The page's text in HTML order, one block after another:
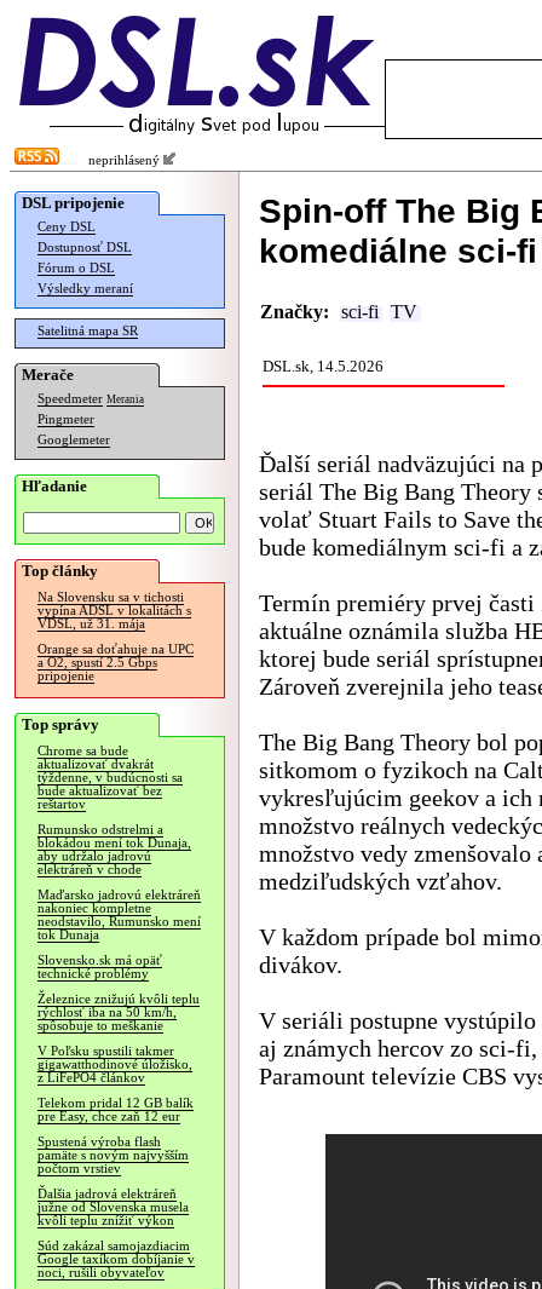
neprihlásený
DSL pripojenie
Ceny DSL
Dostupnosť DSL
Fórum o DSL
Výsledky meraní
Satelitná mapa SR
Merače
Speedmeter Merania
Pingmeter
Googlemeter
Hľadanie
Top články
Na Slovensku sa v tichosti
vypína ADSL v lokalitách s
VDSL, už 31. mája
Orange sa doťahuje na UPC
a O2, spustí 2.5 Gbps
pripojenie
Top správy
Chrome sa bude
aktualizovať dvakrát
týždenne, v budúcnosti sa
bude aktualizovať bez
reštartov
Rumunsko odstrelmi a
blokádou mení tok Dunaja,
aby udržalo jadrovú
elektráreň v chode
Maďarsko jadrovú elektráreň
nakoniec kompletne
neodstavilo, Rumunsko mení
tok Dunaja
Slovensko.sk má opäť
technické problémy
Železnice znižujú kvôli teplu
rýchlosť iba na 50 km/h,
spôsobuje to meškanie
V Poľsku spustili takmer
gigawatthodinové úložisko,
z LiFePO4 článkov
Telekom pridal 12 GB balík
pre Easy, chce zaň 12 eur
Spustená výroba flash
pamäte s novým najvyšším
počtom vrstiev
Ďalšia jadrová elektráreň
južne od Slovenska musela
kvôli teplu znížiť výkon
Súd zakázal samojazdiacim
Google taxíkom dobíjanie v
noci, rušili obyvateľov
Spin-off The Big
komediálne sci-
Značky: sci-fi TV
DSL.sk, 14.5.2026
Ďalší seriál nadväzujúci na
seriál The Big Bang Theory
volať Stuart Fails to Save
bude komediálnym sci-fi a
Termín premiéry prvej časti
aktuálne oznámila služba
ktorej bude seriál
Zároveň zverejnila jeho
The Big Bang Theory bol
sitkomom o fyzikoch na
vykresľujúcim geekov a ich
množstvo reálnych
množstvo vedy
medziľudských vzťahov.
V každom prípade bol
divákov.
V seriáli postupne
aj známych hercov zo sci-
Paramount televízie CBS